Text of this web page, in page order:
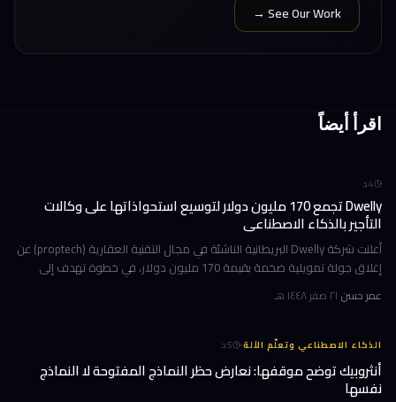
See Our Work →
اقرأ أيضاً
4د
Dwelly تجمع 170 مليون دولار لتوسيع استحواذاتها على وكالات
التأجير بالذكاء الاصطناعي
أعلنت شركة Dwelly البريطانية الناشئة في مجال التقنية العقارية (proptech) عن
إغلاق جولة تمويلية ضخمة بقيمة 170 مليون دولار، في خطوة تهدف إلى
عمر حسن·٢١ صفر ١٤٤٨ هـ
الذكاء الاصطناعي وتعلّم الآلة·
5د
أنثروبيك توضح موقفها: نعارض حظر النماذج المفتوحة لا النماذج
نفسها